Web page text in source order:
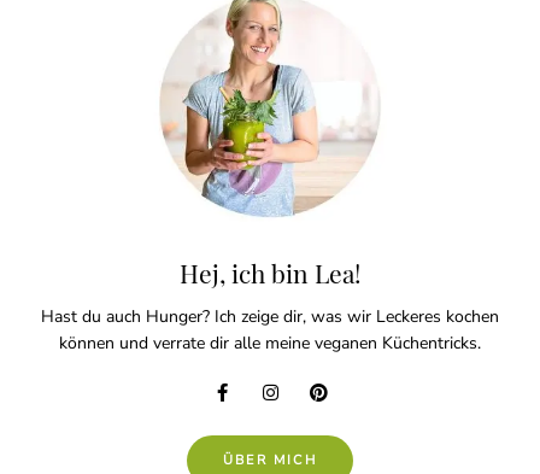
Hej, ich bin Lea!
Hast du auch Hunger? Ich zeige dir, was wir Leckeres kochen
können und verrate dir alle meine veganen Küchentricks.
ÜBER MICH